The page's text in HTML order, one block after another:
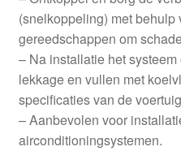
(snelkoppeling) met
gereedschappen om
– Na installatie het
lekkage en vullen met
specificaties van de
– Aanbevolen voor
airconditioningsystemen.